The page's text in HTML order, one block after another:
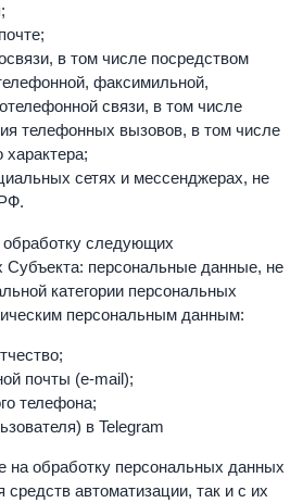
в том числе посредством
факсимильной,
связи, в том числе
телефонных вызовов, в том числе
характера;
сетях и мессенджерах, не
обработку следующих
Субъекта: персональные данные, не
категории персональных
персональным данным:
почты (e-mail);
телефона;
в Telegram
на обработку персональных данных
средств автоматизации, так и с их